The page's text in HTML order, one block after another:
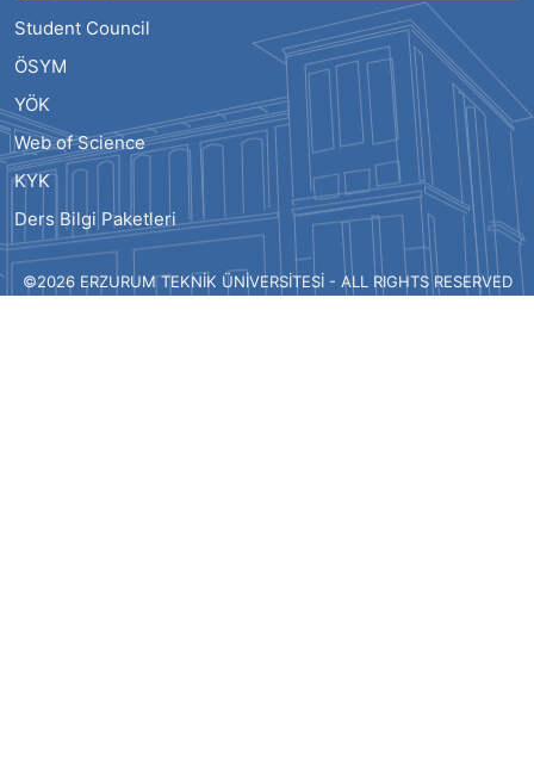
Student Council
ÖSYM
YÖK
Web of Science
KYK
Ders Bilgi Paketleri
©2026 ERZURUM TEKNİK ÜNİVERSİTESİ - ALL RIGHTS RESERVED